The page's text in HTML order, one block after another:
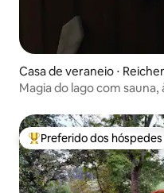
Casa de veraneio ⋅
Entre os melhores
Preferido dos hóspedes